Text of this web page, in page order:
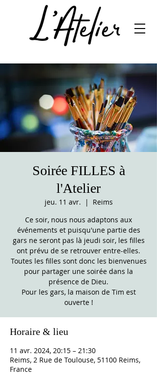
Soirée FILLES à
l'Atelier
jeu. 11 avr.
  |
Reims
Ce soir, nous nous adaptons aux
événements et puisqu'une partie des
gars ne seront pas là jeudi soir, les filles
ont prévu de se retrouver entre-elles.
Toutes les filles sont donc les bienvenues
pour partager une soirée dans la
présence de Dieu.
Pour les gars, la maison de Tim est
ouverte !
Horaire & lieu
11 avr. 2024, 20:15 – 21:30
Reims, 2 Rue de Toulouse, 51100 Reims,
France